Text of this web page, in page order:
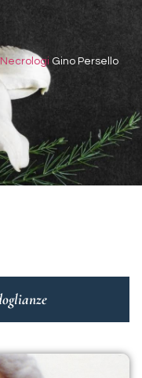
Necrologi Gino Persello